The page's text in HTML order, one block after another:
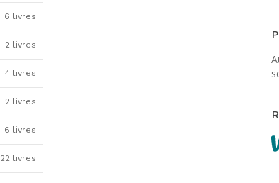
6 livres
2 livres
4 livres
2 livres
6 livres
22 livres